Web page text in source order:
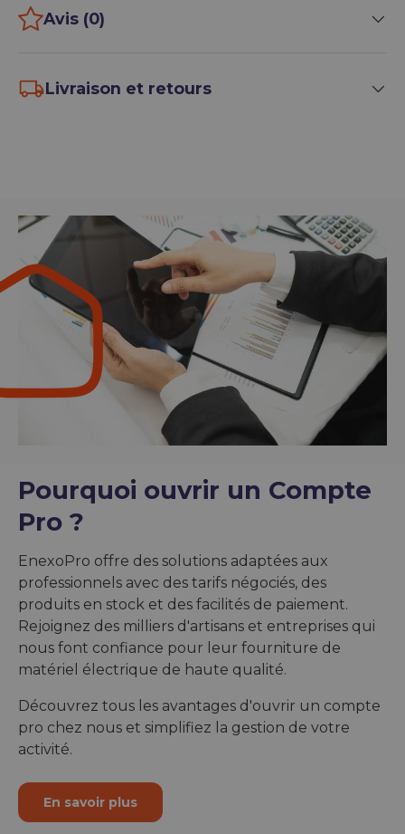
Avis (0)
Livraison et retours
Pourquoi ouvrir un Compte
Pro ?
EnexoPro offre des solutions adaptées aux
professionnels avec des tarifs négociés, des
produits en stock et des facilités de paiement.
Rejoignez des milliers d'artisans et entreprises qui
nous font confiance pour leur fourniture de
matériel électrique de haute qualité.
Découvrez tous les avantages d'ouvrir un compte
pro chez nous et simplifiez la gestion de votre
activité.
En savoir plus